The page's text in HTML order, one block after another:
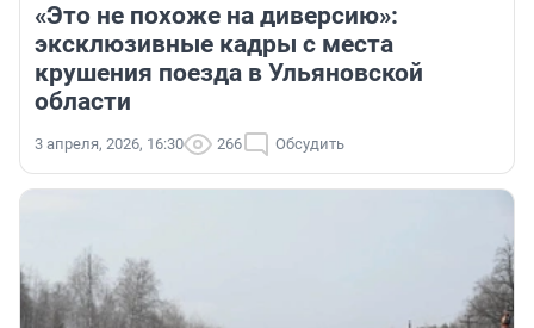
«Это не похоже на диверсию»:
эксклюзивные кадры с места
крушения поезда в Ульяновской
области
3 апреля, 2026, 16:30 266 Обсудить